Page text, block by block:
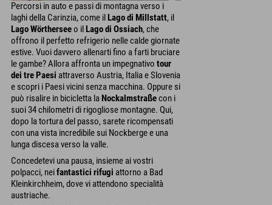
Percorsi in auto e passi di montagna verso i
laghi della Carinzia, come ilLago di Millstatt, il
Lago Wörtherseeo ilLago di Ossiach, che
offrono il perfetto refrigerio nelle calde giornate
estive. Vuoi davvero allenarti fino a farti bruciare
le gambe? Allora affronta un impegnativo tour
dei tre Paesi attraverso Austria, Italia e Slovenia
e scopri i Paesi vicini senza macchina. Oppure si
può risalire in bicicletta laNockalmstraßecon i
suoi 34 chilometri di rigogliose montagne. Qui,
dopo la tortura del passo, sarete ricompensati
con una vista incredibile sui Nockberge e una
lunga discesa verso la valle.
Concedetevi una pausa, insieme ai vostri
polpacci, neifantastici rifugi attorno a Bad
Kleinkirchheim, dove vi attendono specialità
austriache.